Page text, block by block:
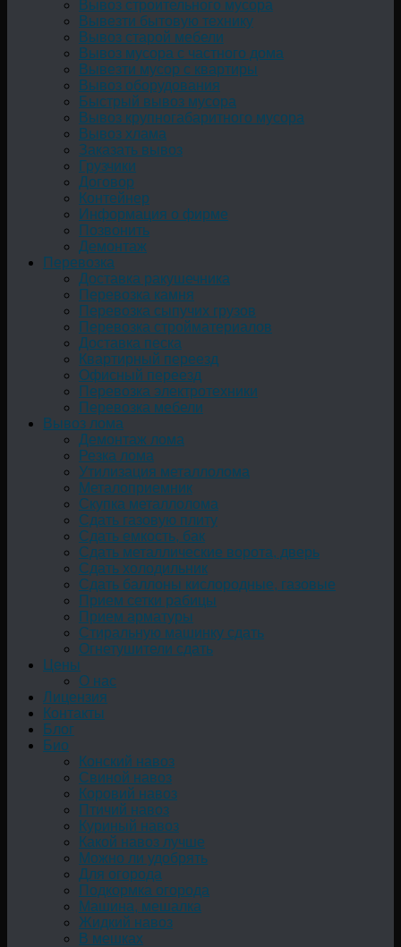
Вывоз строительного мусора
Вывезти бытовую технику
Вывоз старой мебели
Вывоз мусора с частного дома
Вывезти мусор с квартиры
Вывоз оборудования
Быстрый вывоз мусора
Вывоз крупногабаритного мусора
Вывоз хлама
Заказать вывоз
Грузчики
Договор
Контейнер
Информация о фирме
Позвонить
Демонтаж
Перевозка
Доставка ракушечника
Перевозка камня
Перевозка сыпучих грузов
Перевозка стройматериалов
Доставка песка
Квартирный переезд
Офисный переезд
Перевозка электротехники
Перевозка мебели
Вывоз лома
Демонтаж лома
Резка лома
Утилизация металлолома
Металоприемник
Скупка металлолома
Сдать газовую плиту
Сдать емкость, бак
Cдать металлические ворота, дверь
Сдать холодильник
Сдать баллоны кислородные, газовые
Прием сетки рабицы
Прием арматуры
Стиральную машинку сдать
Огнетушители сдать
Цены
О нас
Лицензия
Контакты
Блог
Био
Конский навоз
Свиной навоз
Коровий навоз
Птичий навоз
Куриный навоз
Какой навоз лучше
Можно ли удобрять
Для огорода
Подкормка огорода
Машина, мешалка
Жидкий навоз
В мешках